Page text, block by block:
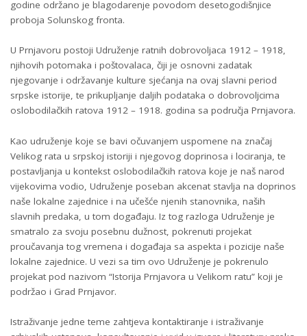
godine održano je blagodarenje povodom desetogodišnjice
proboja Solunskog fronta.
U Prnjavoru postoji Udruženje ratnih dobrovoljaca 1912 – 1918,
njihovih potomaka i poštovalaca, čiji je osnovni zadatak
njegovanje i održavanje kulture sjećanja na ovaj slavni period
srpske istorije, te prikupljanje daljih podataka o dobrovoljcima
oslobodilačkih ratova 1912 – 1918. godina sa područja Prnjavora.
Kao udruženje koje se bavi očuvanjem uspomene na značaj
Velikog rata u srpskoj istoriji i njegovog doprinosa i lociranja, te
postavljanja u kontekst oslobodilačkih ratova koje je naš narod
vijekovima vodio, Udruženje poseban akcenat stavlja na doprinos
naše lokalne zajednice i na učešće njenih stanovnika, naših
slavnih predaka, u tom događaju. Iz tog razloga Udruženje je
smatralo za svoju posebnu dužnost, pokrenuti projekat
proučavanja tog vremena i događaja sa aspekta i pozicije naše
lokalne zajednice. U vezi sa tim ovo Udruženje je pokrenulo
projekat pod nazivom “Istorija Prnjavora u Velikom ratu” koji je
podržao i Grad Prnjavor.
Istraživanje jedne teme zahtjeva kontaktiranje i istraživanje